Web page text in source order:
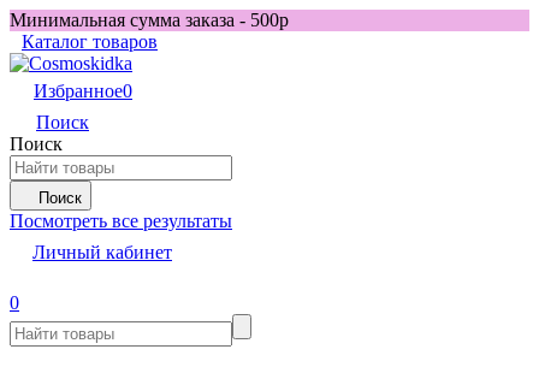
Минимальная сумма заказа - 500р
Каталог товаров
Избранное0
Поиск
Поиск
Поиск
Посмотреть все результаты
Личный кабинет
0